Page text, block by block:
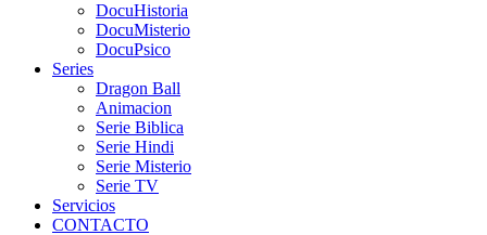
DocuHistoria
DocuMisterio
DocuPsico
Series
Dragon Ball
Animacion
Serie Biblica
Serie Hindi
Serie Misterio
Serie TV
Servicios
CONTACTO